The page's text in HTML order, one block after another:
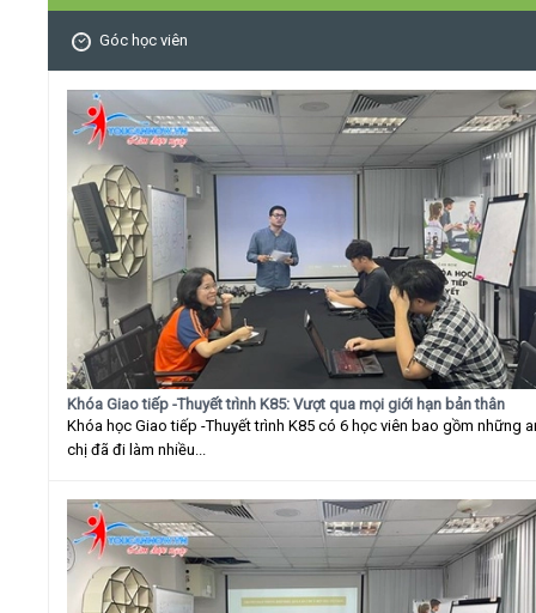
Góc học viên
Khóa Giao tiếp -Thuyết trình K85: Vượt qua mọi giới hạn bản thân
Khóa học Giao tiếp -Thuyết trình K85 có 6 học viên bao gồm những
chị đã đi làm nhiều...